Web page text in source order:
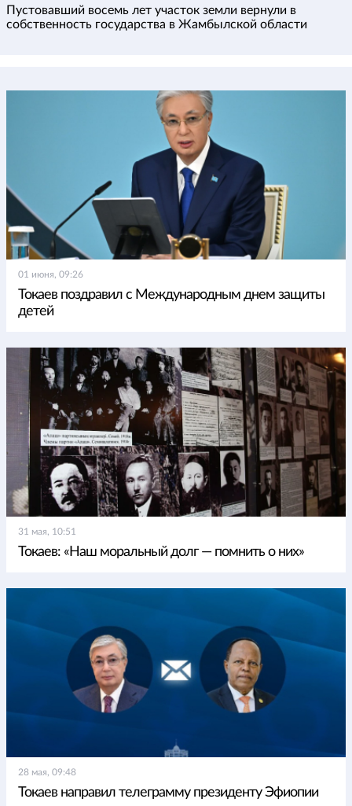
Пустовавший восемь лет участок земли вернули в
собственность государства в Жамбылской области
01 июня, 09:26
Токаев поздравил с Международным днем защиты
детей
31 мая, 10:51
Токаев: «Наш моральный долг — помнить о них»
28 мая, 09:48
Токаев направил телеграмму президенту Эфиопии